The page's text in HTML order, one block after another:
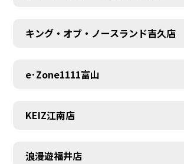
キング・オブ・ノースランド吉久店
e･Zone1111富山
KEIZ江南店
浪漫遊福井店